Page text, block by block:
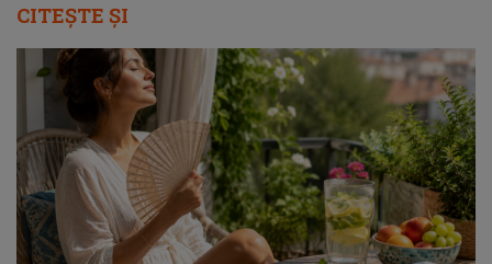
CITEȘTE ȘI